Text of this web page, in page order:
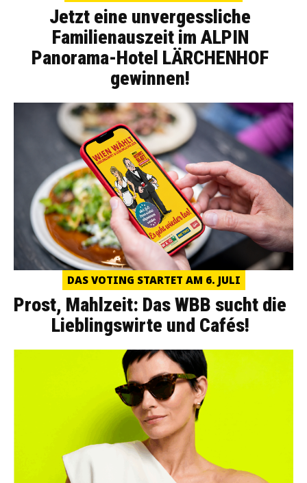
Jetzt eine unvergessliche
Familienauszeit im ALPIN
Panorama-Hotel LÄRCHENHOF
gewinnen!
DAS VOTING STARTET AM 6. JULI
Prost, Mahlzeit: Das WBB sucht die
Lieblingswirte und Cafés!